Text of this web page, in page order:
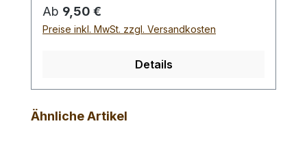
Regulärer Preis:
Ab 9,50 €
Preise inkl. MwSt. zzgl. Versandkosten
Details
Produktgalerie überspringen
Ähnliche Artikel